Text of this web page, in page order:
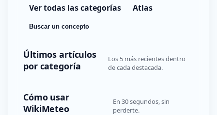
Ver todas las categorías Atlas
Buscar un concepto
Últimos artículos
por categoría
Los 5 más recientes dentro
de cada destacada.
Cómo usar
WikiMeteo
En 30 segundos, sin
perderte.